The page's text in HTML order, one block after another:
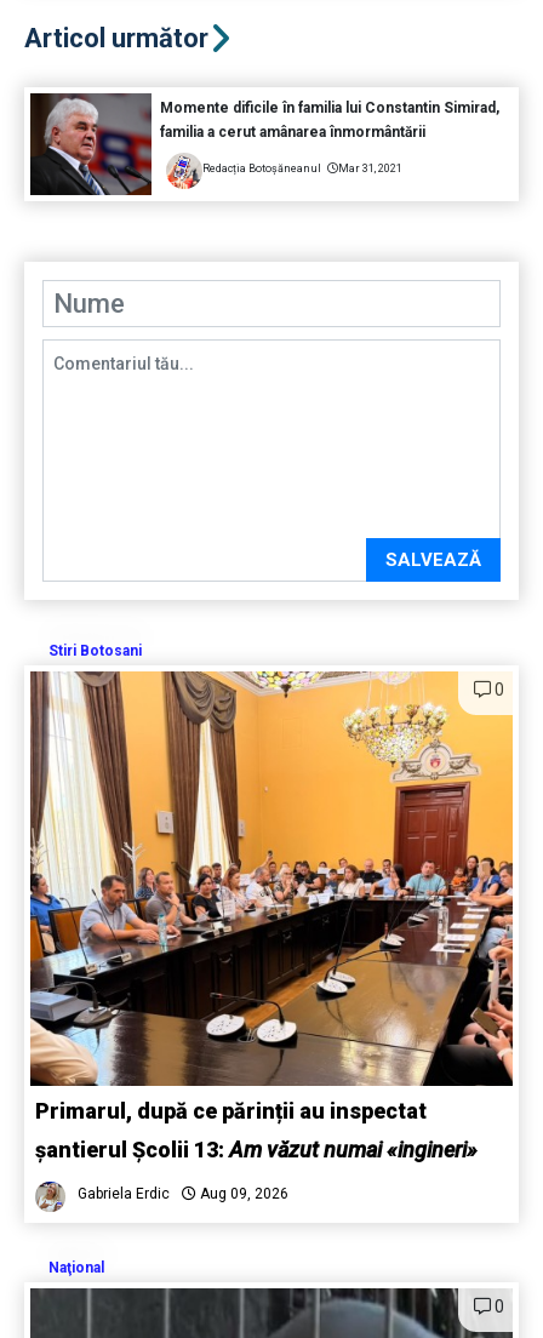
Articol următor
Momente dificile în familia lui Constantin Simirad,
familia a cerut amânarea înmormântării
Redacția Botoșăneanul Mar 31, 2021
SALVEAZĂ
Stiri Botosani
0
Primarul, după ce părinții au inspectat
șantierul Școlii 13:Am văzut numai «ingineri»
Gabriela Erdic Aug 09, 2026
Naţional
0